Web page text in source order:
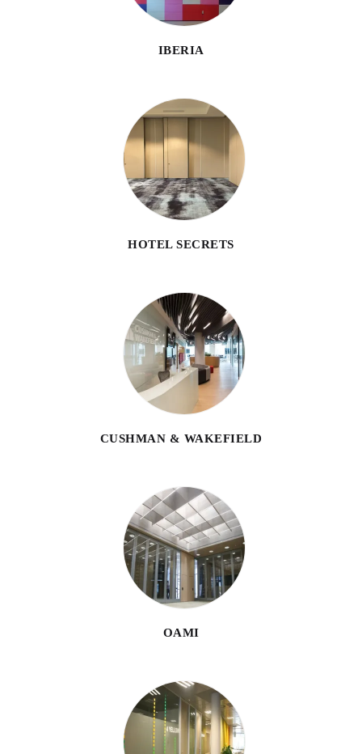
IBERIA
HOTEL SECRETS
CUSHMAN & WAKEFIELD
OAMI